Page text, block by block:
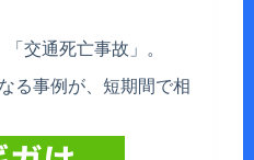
交通死亡事故」。
る事例が、短期間で相